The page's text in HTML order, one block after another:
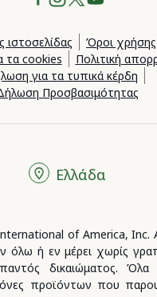
ιστοσελίδας
Όροι χρήσης
τα cookies
Πολιτική
για τα τυπικά κέρδη
Προσβασιμότητας
of America, Inc.
όλω ή εν μέρει χωρίς
δικαιώματος. Όλα
προϊόντων που
Ελλάδα